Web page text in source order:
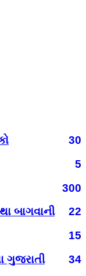
30
5
300
બાગવાની
22
15
ગુજરાતી
34